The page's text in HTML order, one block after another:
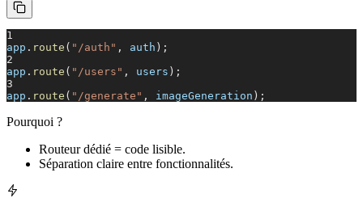
1
app . route ( "/auth" , auth );
2
app . route ( "/users" , users );
3
app . route ( "/generate" , imageGeneration );
Pourquoi ?
Routeur dédié = code lisible.
Séparation claire entre fonctionnalités.